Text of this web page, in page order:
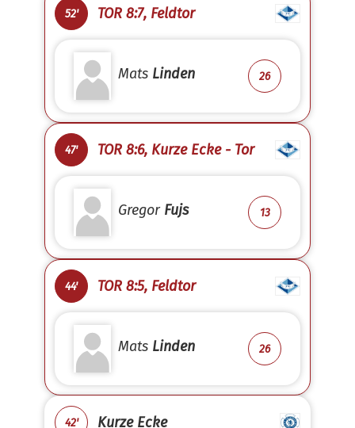
52' TOR 8:7, Feldtor
Mats Linden 26
47' TOR 8:6, Kurze Ecke - Tor
Gregor Fujs 13
44' TOR 8:5, Feldtor
Mats Linden 26
42' Kurze Ecke